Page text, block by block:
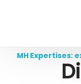
MH Expertises: